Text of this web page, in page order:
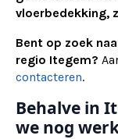
vloerbedekking,
Bent op zoek
regio Itegem?
contacteren.
Behalve in
we nog